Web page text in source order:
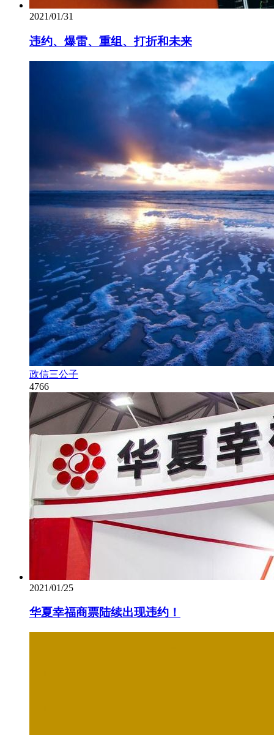
2021/01/31
违约、爆雷、重组、打折和未来
政信三公子
4766
2021/01/25
华夏幸福商票陆续出现违约！